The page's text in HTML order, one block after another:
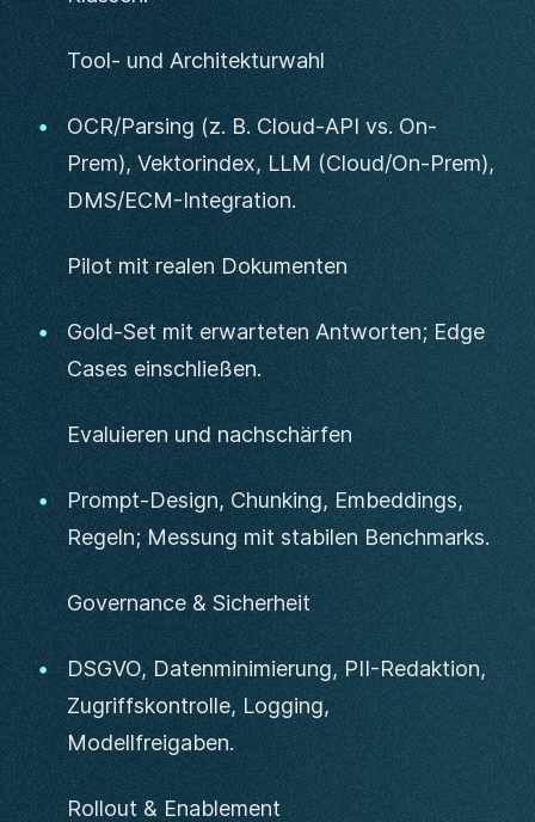
Tool- und Architekturwahl
OCR/Parsing (z. B. Cloud-API vs. On-
Prem), Vektorindex, LLM (Cloud/On-Prem),
DMS/ECM-Integration.
Pilot mit realen Dokumenten
Gold-Set mit erwarteten Antworten; Edge
Cases einschließen.
Evaluieren und nachschärfen
Prompt-Design, Chunking, Embeddings,
Regeln; Messung mit stabilen Benchmarks.
Governance & Sicherheit
DSGVO, Datenminimierung, PII-Redaktion,
Zugriffskontrolle, Logging,
Modellfreigaben.
Rollout & Enablement